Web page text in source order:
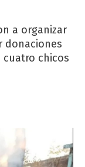
a organizar
donaciones
chicos